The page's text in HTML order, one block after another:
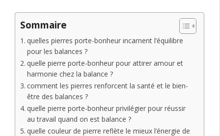
Sommaire
quelles pierres porte-bonheur incarnent l’équilibre
pour les balances ?
quelle pierre porte-bonheur pour attirer amour et
harmonie chez la balance ?
comment les pierres renforcent la santé et le bien-
être des balances ?
quelle pierre porte-bonheur privilégier pour réussir
au travail quand on est balance ?
quelle couleur de pierre reflète le mieux l’énergie de